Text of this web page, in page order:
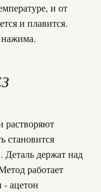
и от
и плавится.
растворяют
становится
Деталь держат над
работает
- ацетон